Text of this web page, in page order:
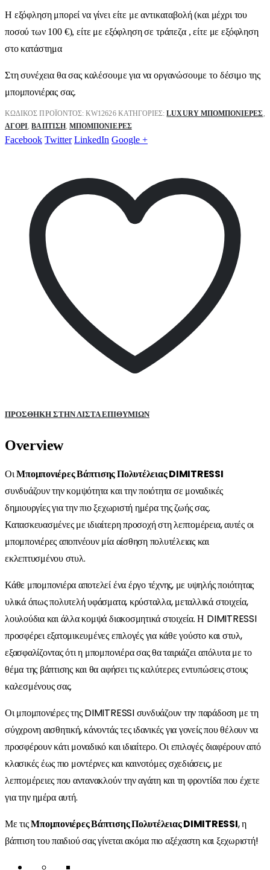
Η εξόφληση μπορεί να γίνει είτε με αντικαταβολή (και μέχρι του
ποσού των 100 €), είτε με εξόφληση σε τράπεζα , είτε με εξόφληση
στο κατάστημα
Στη συνέχεια θα σας καλέσουμε για να οργανώσουμε το δέσιμο της
μπομπονιέρας σας.
ΚΩΔΙΚΌΣ ΠΡΟΪΌΝΤΟΣ:KW12626 ΚΑΤΗΓΟΡΊΕΣ:LUXURY ΜΠΟΜΠΟΝΙΈΡΕΣ
ΑΓΌΡΙ ,ΒΑΠΤΙΣΗ, ΜΠΟΜΠΟΝΙΈΡΕΣ
Facebook Twitter LinkedIn Google +
ΠΡΌΣΘΉΚΗ ΣΤΗΝ ΛΊΣΤΑ ΕΠΙΘΥΜΙΏΝ
Overview
ΟιΜπομπονιέρες Βάπτισης Πολυτέλειας DIMITRESSI
συνδυάζουν την κομψότητα και την ποιότητα σε μοναδικές
δημιουργίες για την πιο ξεχωριστή ημέρα της ζωής σας.
Κατασκευασμένες με ιδιαίτερη προσοχή στη λεπτομέρεια, αυτές οι
μπομπονιέρες αποπνέουν μία αίσθηση πολυτέλειας και
εκλεπτυσμένου στυλ.
Κάθε μπομπονιέρα αποτελεί ένα έργο τέχνης, με υψηλής ποιότητας
υλικά όπως πολυτελή υφάσματα, κρύσταλλα, μεταλλικά στοιχεία,
λουλούδια και άλλα κομψά διακοσμητικά στοιχεία. Η DIMITRESSI
προσφέρει εξατομικευμένες επιλογές για κάθε γούστο και στυλ,
εξασφαλίζοντας ότι η μπομπονιέρα σας θα ταιριάζει απόλυτα με το
θέμα της βάπτισης και θα αφήσει τις καλύτερες εντυπώσεις στους
καλεσμένους σας.
Οι μπομπονιέρες της DIMITRESSI συνδυάζουν την παράδοση με τη
σύγχρονη αισθητική, κάνοντάς τες ιδανικές για γονείς που θέλουν να
προσφέρουν κάτι μοναδικό και ιδιαίτερο. Οι επιλογές διαφέρουν από
κλασικές έως πιο μοντέρνες και καινοτόμες σχεδιάσεις, με
λεπτομέρειες που αντανακλούν την αγάπη και τη φροντίδα που έχετε
για την ημέρα αυτή.
Με τιςΜπομπονιέρες Βάπτισης Πολυτέλειας DIMITRESSI, η
βάπτιση του παιδιού σας γίνεται ακόμα πιο αξέχαστη και ξεχωριστή!